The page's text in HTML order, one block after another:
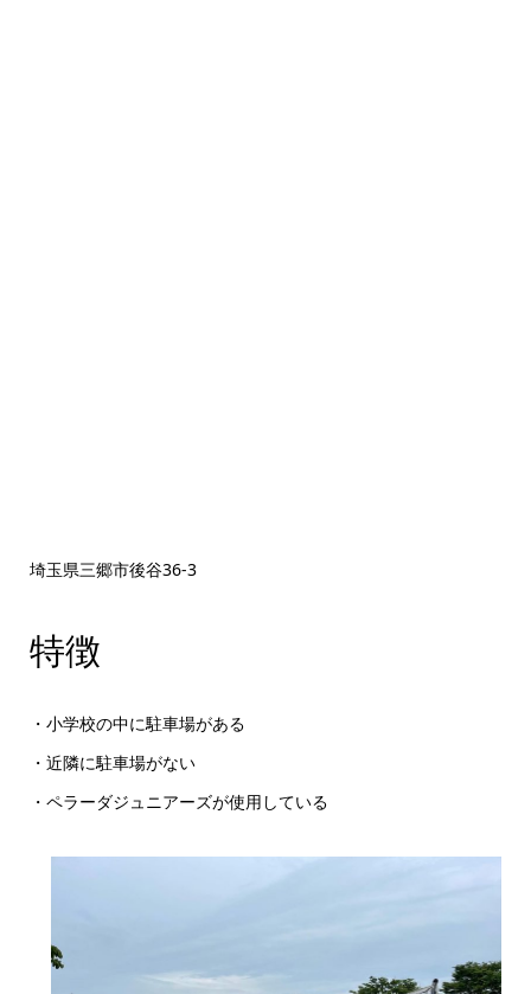
埼玉県三郷市後谷36-3
特徴
・小学校の中に駐車場がある
・近隣に駐車場がない
・ペラーダジュニアーズが使用している